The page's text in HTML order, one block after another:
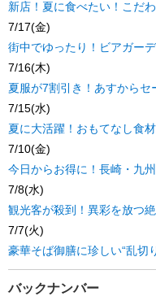
新店！夏に食べたい！こだ
7/17(金)
街中でゆったり！ビアガー
7/16(木)
夏服が7割引き！あすからセ
7/15(水)
夏に大活躍！おもてなし食
7/10(金)
今日からお得に！長崎・九
7/8(水)
観光客が殺到！異彩を放つ
7/7(火)
豪華そば御膳に珍しい“乱切
バックナンバー